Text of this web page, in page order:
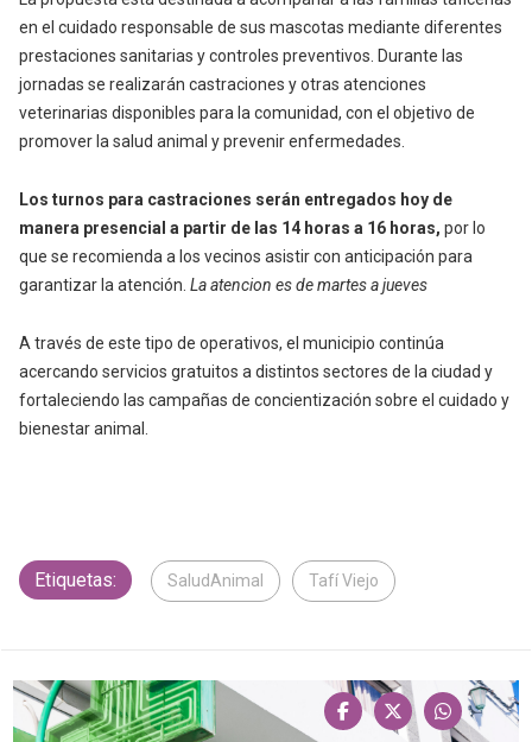
en el cuidado responsable de sus mascotas mediante diferentes
prestaciones sanitarias y controles preventivos. Durante las
jornadas se realizarán castraciones y otras atenciones
veterinarias disponibles para la comunidad, con el objetivo de
promover la salud animal y prevenir enfermedades.
Los turnos para castraciones serán entregados hoy de
manera presencial a partir de las 14 horas a 16 horas, por lo
que se recomienda a los vecinos asistir con anticipación para
garantizar la atención. La atencion es de martes a jueves
A través de este tipo de operativos, el municipio continúa
acercando servicios gratuitos a distintos sectores de la ciudad y
fortaleciendo las campañas de concientización sobre el cuidado y
bienestar animal.
Etiquetas: SaludAnimal Tafí Viejo